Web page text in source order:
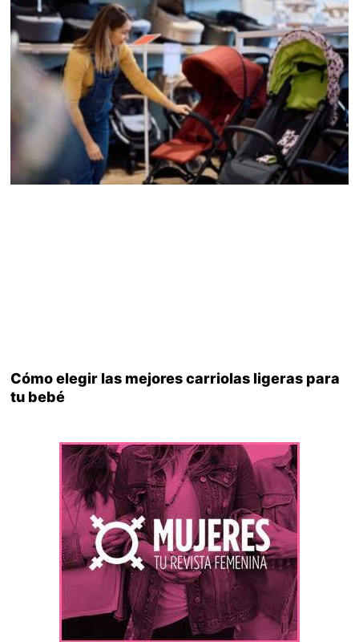
Cómo elegir las mejores carriolas ligeras para
tu bebé